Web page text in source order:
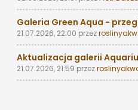
Galeria Green Aqua -
21.07.2026, 22:00 przez
Aktualizacja galerii
21.07.2026, 21:59 przez